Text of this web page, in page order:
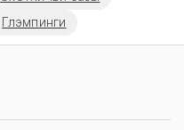
Глэмпинги